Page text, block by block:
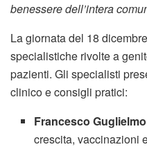
benessere dell’intera
La giornata del 18
specialistiche rivolte a
pazienti. Gli specialisti
clinico e consigli pratici:
Francesco
crescita, vaccinazioni